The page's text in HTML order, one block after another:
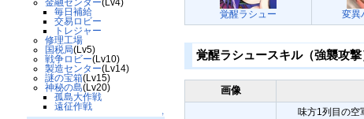
金融センター(Lv4)
毎日補給
交易ロビー
トレジャー
修理工場
国税局(Lv5)
戦争ロビー(Lv10)
製造センター(Lv14)
謎の宝箱(Lv15)
神秘の島(Lv20)
孤島大作戦
遠征作戦
↑
覚醒ラシュー 変異
覚醒ラシュースキル（強襲攻撃
画像
味方1列目の空